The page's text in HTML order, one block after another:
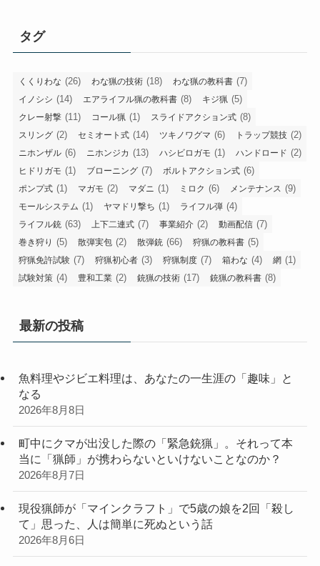
タグ
くくりわな (26) わな猟の技術 (18) わな猟の教科書 (7)
イノシシ (14) エアライフル猟の教科書 (8) キジ猟 (5)
クレー射撃 (11) コール猟 (1) スライドアクション式 (8)
スリング (2) セミオート式 (14) ツキノワグマ (6) トラップ競技 (2)
ニホンザル (6) ニホンジカ (13) ハシビロガモ (1) ハンドロード (2)
ヒドリガモ (1) ブローニング (7) ボルトアクション式 (6)
ポンプ式 (1) マガモ (2) マダニ (1) ミロク (6) メンテナンス (9)
モールシステム (1) ヤマドリ撃ち (1) ライフル弾 (4)
ライフル銃 (63) 上下二連式 (7) 事業紹介 (2) 動画配信 (7)
巻き狩り (5) 散弾実包 (2) 散弾銃 (66) 狩猟の教科書 (5)
狩猟免許試験 (7) 狩猟初心者 (3) 狩猟制度 (7) 箱わな (4) 網 (1)
試験対策 (4) 豊和工業 (2) 銃猟の技術 (17) 銃猟の教科書 (8)
最新の投稿
魚料理やジビエ料理は、あなたの一生涯の「趣味」と
なる
2026年8月8日
町中にクマが出没した際の「緊急銃猟」。それって本
当に「猟師」が携わらないといけないことなのか？
2026年8月7日
現役猟師が「マインクラフト」で5歳の娘を2回「殺し
て」思った、人は簡単に死ぬという話
2026年8月6日